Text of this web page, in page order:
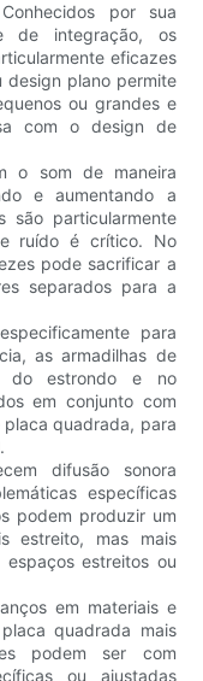
por sua
de integração, os
eficazes
design plano permite
ou grandes e
com o design de
o som de maneira
e aumentando a
são particularmente
ruído é crítico. No
pode sacrificar a
separados para a
para
as armadilhas de
do estrondo e no
em conjunto com
quadrada, para
difusão sonora
específicas
podem produzir um
estreito, mas mais
estreitos ou
em materiais e
quadrada mais
podem ser com
ou ajustadas